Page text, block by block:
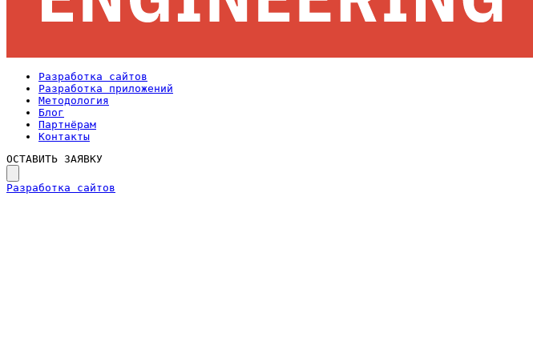
Разработка сайтов
Разработка приложений
Методология
Блог
Партнёрам
Контакты
ОСТАВИТЬ ЗАЯВКУ
Разработка сайтов